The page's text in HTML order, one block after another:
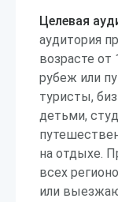
Целевая
аудитория
возрасте от
рубеж или
туристы,
детьми,
на отдыхе.
всех
или